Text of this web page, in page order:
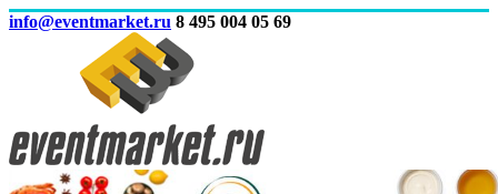
info@eventmarket.ru 8 495 004 05 69